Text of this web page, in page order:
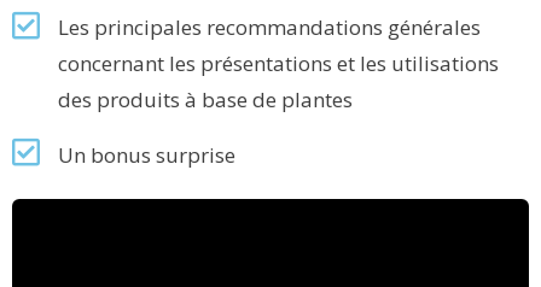
Les principales recommandations générales
concernant les présentations et les utilisations
des produits à base de plantes
Un bonus surprise